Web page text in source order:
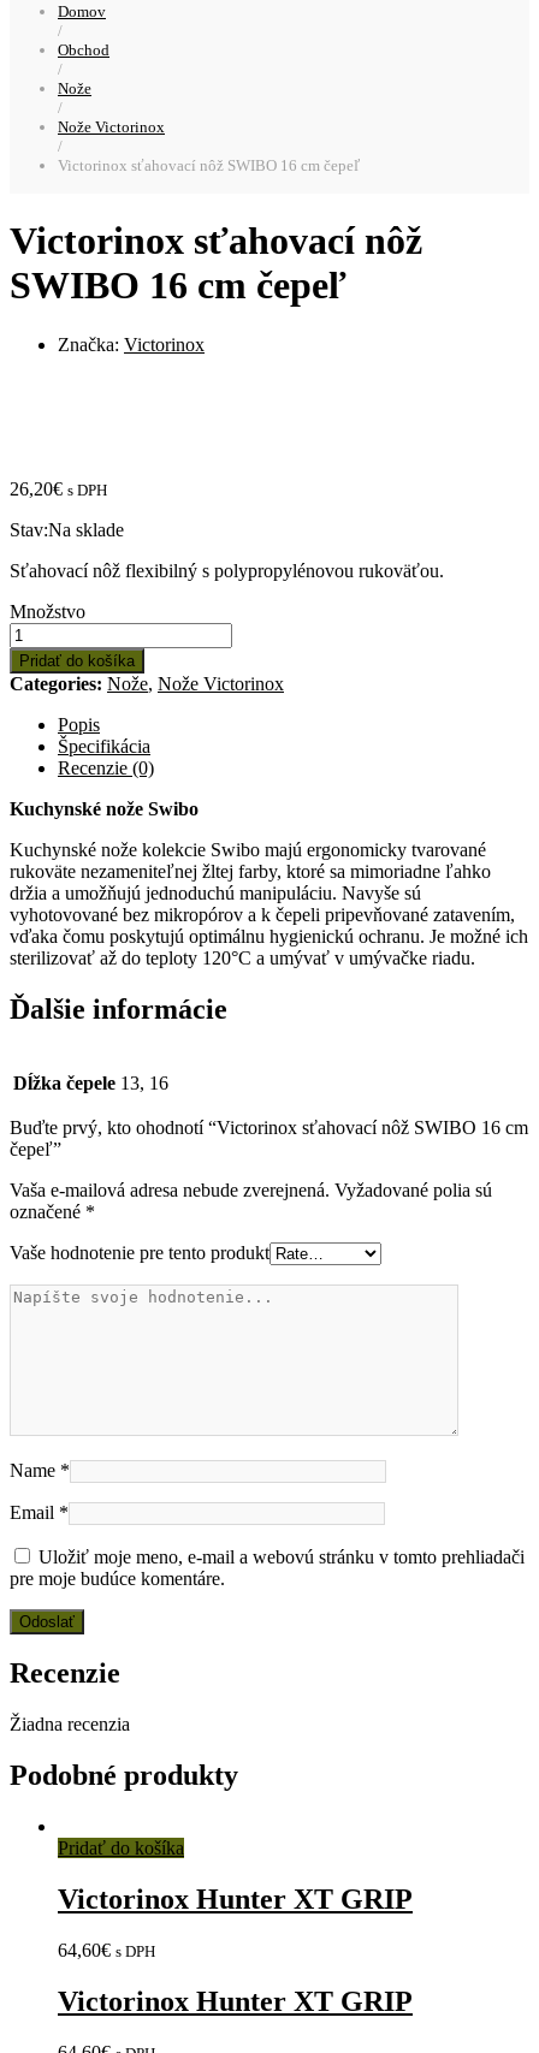
Domov
/
Obchod
/
Nože
/
Nože Victorinox
/
Victorinox sťahovací nôž SWIBO 16 cm čepeľ
Victorinox sťahovací nôž
SWIBO 16 cm čepeľ
Značka: Victorinox
26,20€ s DPH
Stav:Na sklade
Sťahovací nôž flexibilný s polypropylénovou rukoväťou.
Množstvo:
Victorinox
sťahovací
nôž
SWIBO
čepeľ
Množstvo
Pridať do košíka
Categories: Nože, Nože Victorinox
Popis
Špecifikácia
Recenzie (0)
Kuchynské nože Swibo
Kuchynské nože kolekcie Swibo majú ergonomicky tvarované
rukoväte nezameniteľnej žltej farby, ktoré sa mimoriadne ľahko
držia a umožňujú jednoduchú manipuláciu. Navyše sú
vyhotovované bez mikropórov a k čepeli pripevňované zatavením,
vďaka čomu poskytujú optimálnu hygienickú ochranu. Je možné ich
sterilizovať až do teploty 120°C a umývať v umývačke riadu.
Ďalšie informácie
Dĺžka čepele 13, 16
Buďte prvý, kto ohodnotí “Victorinox sťahovací nôž SWIBO 16 cm
čepeľ”
Vaša e-mailová adresa nebude zverejnená. Vyžadované polia sú
označené *
Vaše hodnotenie pre tento produkt
Name *
Email *
Uložiť moje meno, e-mail a webovú stránku v tomto prehliadači
pre moje budúce komentáre.
Recenzie
Žiadna recenzia
Podobné produkty
Pridať do košíka
Victorinox Hunter XT GRIP
64,60€ s DPH
Victorinox Hunter XT GRIP